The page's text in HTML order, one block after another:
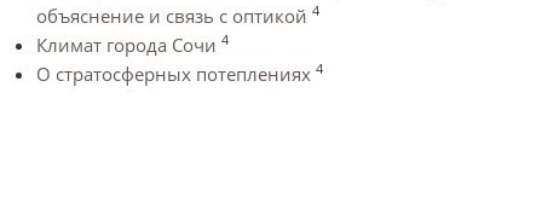
объяснение и связь с оптикой 4
Климат города Сочи 4
О стратосферных потеплениях 4